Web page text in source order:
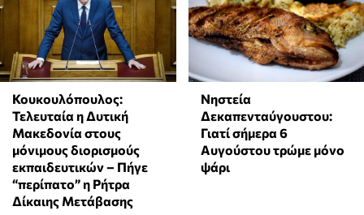
Κουκουλόπουλος:
Τελευταία η Δυτική
Μακεδονία στους
μόνιμους διορισμούς
εκπαιδευτικών – Πήγε
“περίπατο” η Ρήτρα
Δίκαιης Μετάβασης
Νηστεία
Δεκαπενταύγουστου:
Γιατί σήμερα 6
Αυγούστου τρώμε μόνο
ψάρι